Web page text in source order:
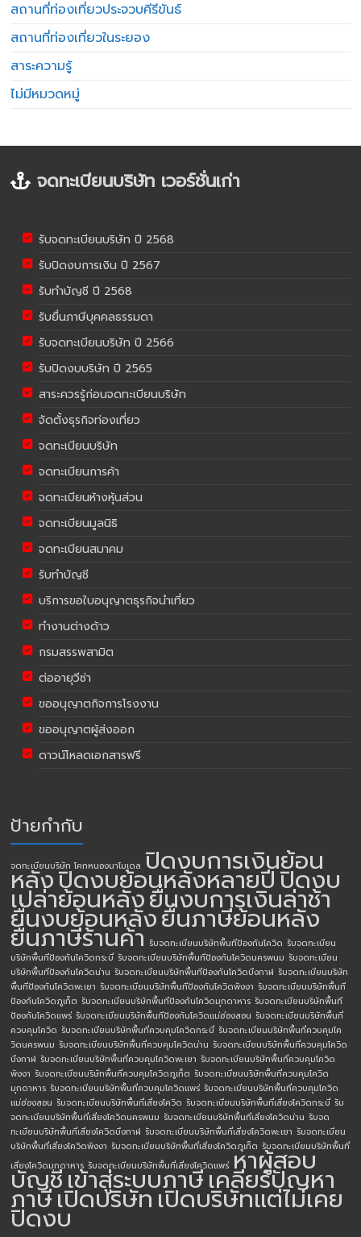
สถานที่ท่องเที่ยวประจวบคีรีขันธ์
สถานที่ท่องเที่ยวในระยอง
สาระความรู้
ไม่มีหมวดหมู่
จดทะเบียนบริษัท เวอร์ชั่นเก่า
รับจดทะเบียนบริษัท ปี 2568
รับปิดงบการเงิน ปี 2567
รับทำบัญชี ปี 2568
รับยื่นภาษีบุคคลธรรมดา
รับจดทะเบียนบริษัท ปี 2566
รับปิดงบบริษัท ปี 2565
สาระควรรู้ก่อนจดทะเบียนบริษัท
จัดตั้งธุรกิจท่องเที่ยว
จดทะเบียนบริษัท
จดทะเบียนการค้า
จดทะเบียนห้างหุ้นส่วน
จดทะเบียนมูลนิธิ
จดทะเบียนสมาคม
รับทำบัญชี
บริการขอใบอนุญาตธุรกิจนำเที่ยว
ทำงานต่างด้าว
กรมสรรพสามิต
ต่ออายุวีซ่า
ขออนุญาตกิจการโรงงาน
ขออนุญาตผู้ส่งออก
ดาวน์โหลดเอกสารฟรี
ป้ายกำกับ
จดทะเบียนบริษัท โคกหนองนาโมเดล ปิดงบการเงินย้อน
หลังปิดงบย้อนหลังหลายปีปิดงบ
เปล่าย้อนหลังยื่นงบการเงินล่าช้า
ยื่นงบย้อนหลังยื่นภาษีย้อนหลัง
ยื่นภาษีร้านค้า รับจดทะเบียนบริษัทพื้นทีป้องกันโควิด รับจดทะเบียน
บริษัทพื้นทีป้องกันโควิดกระบี่ รับจดทะเบียนบริษัทพื้นทีป้องกันโควิดนครพนม รับจดทะเบียน
บริษัทพื้นทีป้องกันโควิดน่าน รับจดทะเบียนบริษัทพื้นทีป้องกันโควิดบึงกาฬ รับจดทะเบียนบริษัท
พื้นทีป้องกันโควิดพะเยา รับจดทะเบียนบริษัทพื้นทีป้องกันโควิดพังงา รับจดทะเบียนบริษัทพื้นที
ป้องกันโควิดภูเก็ต รับจดทะเบียนบริษัทพื้นทีป้องกันโควิดมุกดาหาร รับจดทะเบียนบริษัทพื้นที
ป้องกันโควิดแพร่ รับจดทะเบียนบริษัทพื้นทีป้องกันโควิดแม่ฮ่องสอน รับจดทะเบียนบริษัทพื้นที่
ควบคุมโควิด รับจดทะเบียนบริษัทพื้นที่ควบคุมโควิดกระบี่ รับจดทะเบียนบริษัทพื้นที่ควบคุมโค
วิดนครพนม รับจดทะเบียนบริษัทพื้นที่ควบคุมโควิดน่าน รับจดทะเบียนบริษัทพื้นที่ควบคุมโควิด
บึงกาฬ รับจดทะเบียนบริษัทพื้นที่ควบคุมโควิดพะเยา รับจดทะเบียนบริษัทพื้นที่ควบคุมโควิด
พังงา รับจดทะเบียนบริษัทพื้นที่ควบคุมโควิดภูเก็ต รับจดทะเบียนบริษัทพื้นที่ควบคุมโควิด
มุกดาหาร รับจดทะเบียนบริษัทพื้นที่ควบคุมโควิดแพร่ รับจดทะเบียนบริษัทพื้นที่ควบคุมโควิด
แม่ฮ่องสอน รับจดทะเบียนบริษัทพื้นที่เสี่ยงโควิด รับจดทะเบียนบริษัทพื้นที่เสี่ยงโควิดกระบี่ รับ
จดทะเบียนบริษัทพื้นที่เสี่ยงโควิดนครพนม รับจดทะเบียนบริษัทพื้นที่เสี่ยงโควิดน่าน รับจด
ทะเบียนบริษัทพื้นที่เสี่ยงโควิดบึงกาฬ รับจดทะเบียนบริษัทพื้นที่เสี่ยงโควิดพะเยา รับจดทะเบียน
บริษัทพื้นที่เสี่ยงโควิดพังงา รับจดทะเบียนบริษัทพื้นที่เสี่ยงโควิดภูเก็ต รับจดทะเบียนบริษัทพื้นที่
เสี่ยงโควิดมุกดาหาร รับจดทะเบียนบริษัทพื้นที่เสี่ยงโควิดแพร่ หาผู้สอบ
บัญชีเข้าสู่ระบบภาษีเคลียร์ปัญหา
ภาษีเปิดบริษัทเปิดบริษัทแต่ไม่เคย
ปิดงบ